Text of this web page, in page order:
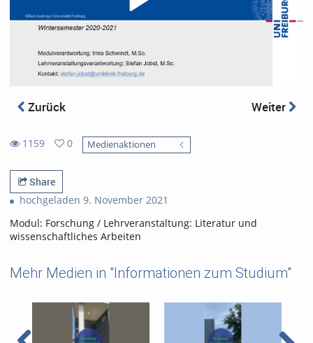
Zurück Weiter
1159
views
0
favorites
Medienaktionen
Share
hochgeladen 9. November 2021
Modul: Forschung / Lehrveranstaltung: Literatur und
wissenschaftliches Arbeiten
Mehr Medien in "Informationen zum Studium"